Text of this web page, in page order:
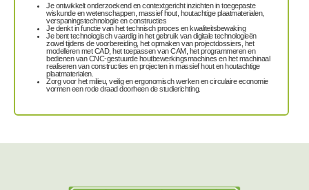
Je ontwikkelt onderzoekend en contextgericht inzichten in toegepaste
wiskunde en wetenschappen, massief hout, houtachtige plaatmaterialen,
verspaningstechnologie en constructies
Je denkt in functie van het technisch proces en kwaliteitsbewaking
Je bent technologisch vaardig in het gebruik van digitale technologieën
zowel tijdens de voorbereiding, het opmaken van projectdossiers, het
modelleren met CAD, het toepassen van CAM, het programmeren en
bedienen van CNC-gestuurde houtbewerkingsmachines en het machinaal
realiseren van constructies en projecten in massief hout en houtachtige
plaatmaterialen.
Zorg voor het milieu, veilig en ergonomisch werken en circulaire economie
vormen een rode draad doorheen de studierichting.